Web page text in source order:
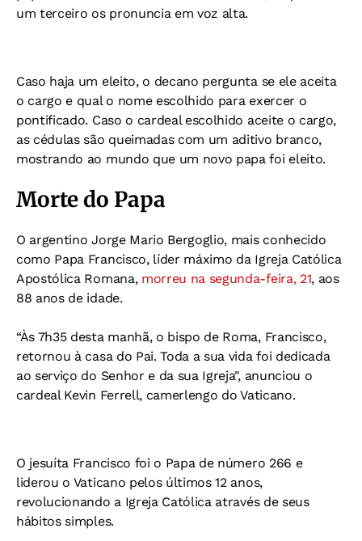
um terceiro os pronuncia em voz alta.
Caso haja um eleito, o decano pergunta se ele aceita
o cargo e qual o nome escolhido para exercer o
pontificado. Caso o cardeal escolhido aceite o cargo,
as cédulas são queimadas com um aditivo branco,
mostrando ao mundo que um novo papa foi eleito.
Morte do Papa
O argentino Jorge Mario Bergoglio, mais conhecido
como Papa Francisco, líder máximo da Igreja Católica
Apostólica Romana, morreu na segunda-feira, 21, aos
88 anos de idade.
“Às 7h35 desta manhã, o bispo de Roma, Francisco,
retornou à casa do Pai. Toda a sua vida foi dedicada
ao serviço do Senhor e da sua Igreja", anunciou o
cardeal Kevin Ferrell, camerlengo do Vaticano.
O jesuíta Francisco foi o Papa de número 266 e
liderou o Vaticano pelos últimos 12 anos,
revolucionando a Igreja Católica através de seus
hábitos simples.